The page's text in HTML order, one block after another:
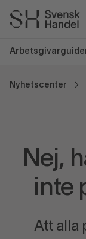
Nyhetscenter
Nej,
inte
Att alla